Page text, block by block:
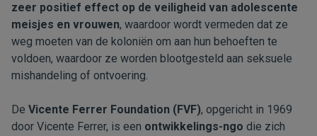
zeer positief effect op de veiligheid van adolescente
meisjes en vrouwen, waardoor wordt vermeden dat ze
weg moeten van de koloniën om aan hun behoeften te
voldoen, waardoor ze worden blootgesteld aan seksuele
mishandeling of ontvoering.
De Vicente Ferrer Foundation (FVF), opgericht in 1969
door Vicente Ferrer, is een ontwikkelings-ngo die zich